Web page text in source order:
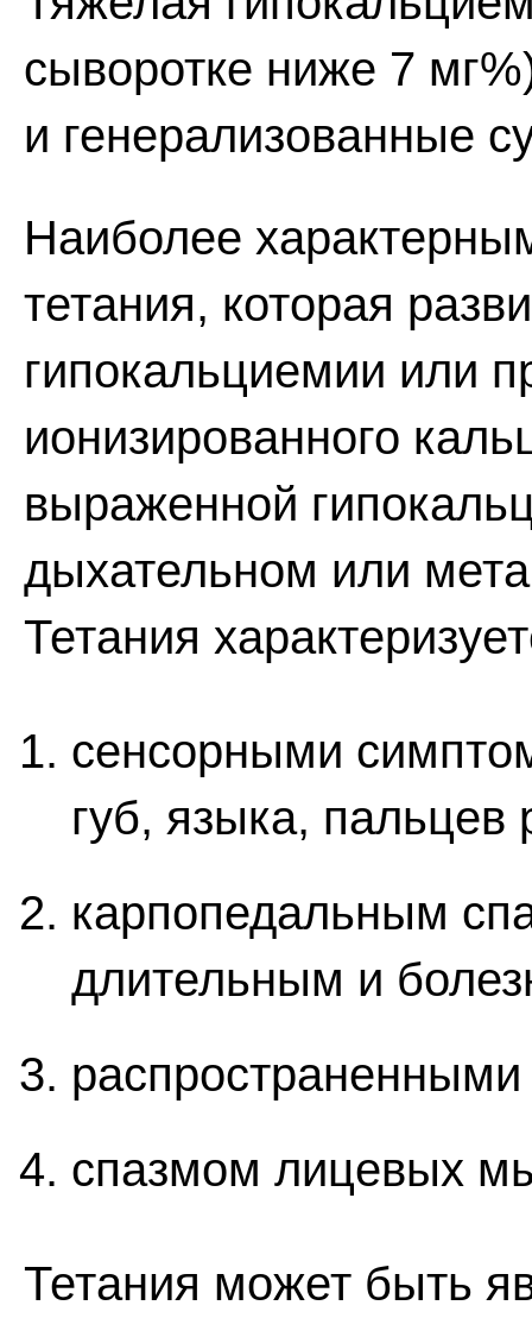
сыворотке ниже 7
и генерализованные
Наиболее
тетания, которая
гипокальциемии или
ионизированного
выраженной
дыхательном или
Тетания
сенсорными
губ, языка, пальцев
карпопедальным
длительным и
спазмом лицевых
Тетания может быть